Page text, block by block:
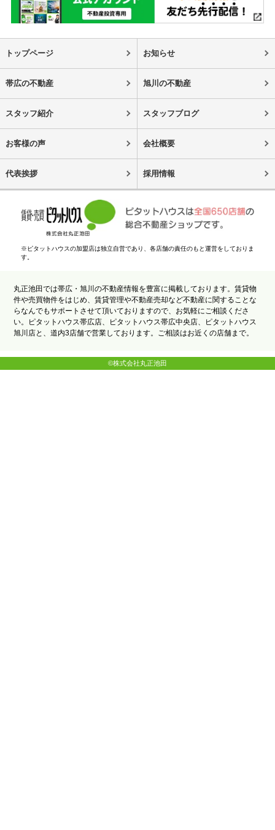
トップページ お知らせ
帯広の不動産 旭川の不動産
スタッフ紹介 スタッフブログ
お客様の声 会社概要
代表挨拶 採用情報
※ピタットハウスの加盟店は独立自営であり、各店舗の責任のもと運営をしておりま
す。
丸正池田では帯広・旭川の不動産情報を豊富に掲載しております。賃貸物
件や売買物件をはじめ、賃貸管理や不動産売却など不動産に関することな
らなんでもサポートさせて頂いておりますので、お気軽にご相談くださ
い。ピタットハウス帯広店、ピタットハウス帯広中央店、ピタットハウス
旭川店と、道内3店舗で営業しております。ご相談はお近くの店舗まで。
©株式会社丸正池田